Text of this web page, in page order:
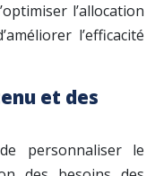
l’allocation
l’efficacité
et des
personnaliser le